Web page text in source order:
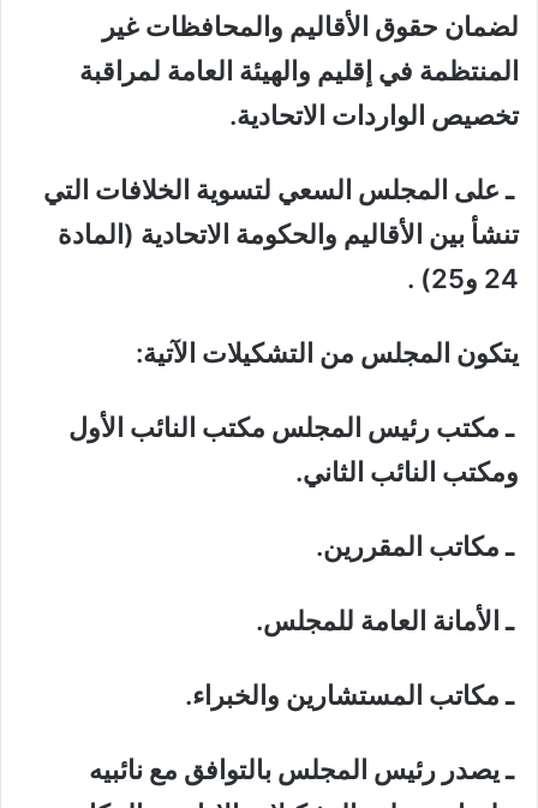
لضمان حقوق الأقاليم والمحافظات غير
المنتظمة في إقليم والهيئة العامة لمراقبة
تخصيص الواردات الاتحادية.
ـ على المجلس السعي لتسوية الخلافات التي
تنشأ بين الأقاليم والحكومة الاتحادية (المادة
24 و25) .
يتكون المجلس من التشكيلات الآتية:
ـ مكتب رئيس المجلس مكتب النائب الأول
ومكتب النائب الثاني.
ـ مكاتب المقررين.
ـ الأمانة العامة للمجلس.
ـ مكاتب المستشارين والخبراء.
ـ يصدر رئيس المجلس بالتوافق مع نائبيه